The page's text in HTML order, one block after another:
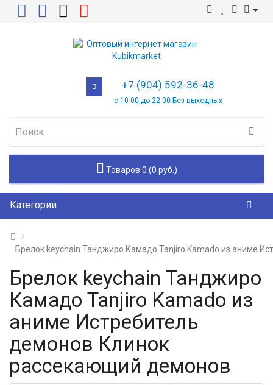
+7 (904) 592-36-48
с 10 00 до 22 00 Без выходных
Товаров 0 (0 руб.)
Категории
Брелок keychain Танджиро Камадо Tanjiro Kamado из аниме
Брелок keychain Танджиро
Камадо Tanjiro Kamado из
аниме Истребитель
демонов Клинок
рассекающий демонов